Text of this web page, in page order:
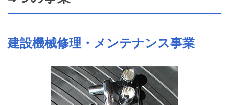
建設機械修理・メンテナンス事業